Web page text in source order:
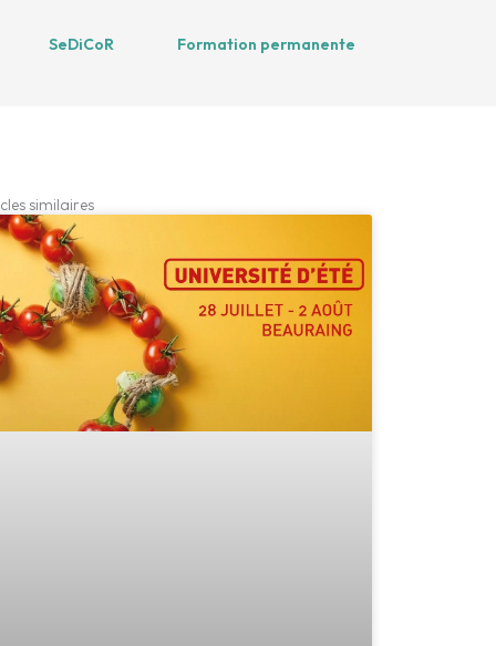
SeDiCoR Formation permanente
similaires